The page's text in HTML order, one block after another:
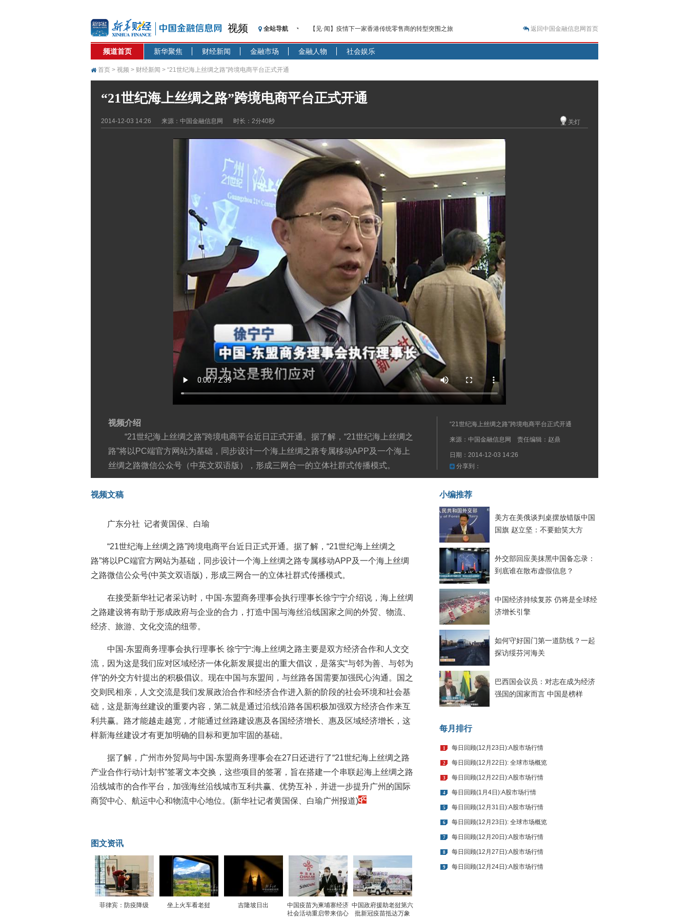
视频 全站导航
【见·闻】疫情下一家香港传统零售商的转型突围之旅
济安金信：中国基金市场数据分析周报（2020. 07.27—2020.07.31）
【新华财经调查】同业存单、结构性存款玩起“跷跷板” 结构性失衡藏
央行公开市场净投放300亿元 短端资金利率明显下行
基本面及股市双轮冲击 债市回调十年期债表现最弱
【见·闻】疫情下，新加坡旅游业步履维艰
记者手记：疫情下的香港零售业如何浴火重生？
返回中国金融信息网首页
频道首页 新华聚焦 财经新闻 金融市场 金融人物 社会娱乐
首页 > 视频 > 财经新闻 > “21世纪海上丝绸之路”跨境电商平台正式开通
“21世纪海上丝绸之路”跨境电商平台正式开通
2014-12-03 14:26 来源：中国金融信息网 时长：2分40秒
视频介绍
“21世纪海上丝绸之路”跨境电商平台近日正式开通。据了解，“21世纪海上丝绸之
路”将以PC端官方网站为基础，同步设计一个海上丝绸之路专属移动APP及一个海上
丝绸之路微信公众号（中英文双语版），形成三网合一的立体社群式传播模式。
“21世纪海上丝绸之路”跨境电商平台正式开通
来源：中国金融信息网 责任编辑：赵鼎
日期：2014-12-03 14:26
分享到：
视频文稿
广东分社 记者黄国保、白瑜
“21世纪海上丝绸之路”跨境电商平台近日正式开通。据了解，“21世纪海上丝绸之
路”将以PC端官方网站为基础，同步设计一个海上丝绸之路专属移动APP及一个海上丝绸
之路微信公众号(中英文双语版)，形成三网合一的立体社群式传播模式。
在接受新华社记者采访时，中国-东盟商务理事会执行理事长徐宁宁介绍说，海上丝绸
之路建设将有助于形成政府与企业的合力，打造中国与海丝沿线国家之间的外贸、物流、
经济、旅游、文化交流的纽带。
中国-东盟商务理事会执行理事长 徐宁宁:海上丝绸之路主要是双方经济合作和人文交
流，因为这是我们应对区域经济一体化新发展提出的重大倡议，是落实“与邻为善、与邻为
伴”的外交方针提出的积极倡议。现在中国与东盟间，与丝路各国需要加强民心沟通。国之
交则民相亲，人文交流是我们发展政治合作和经济合作进入新的阶段的社会环境和社会基
础，这是新海丝建设的重要内容，第二就是通过沿线沿路各国积极加强双方经济合作来互
利共赢。路才能越走越宽，才能通过丝路建设惠及各国经济增长、惠及区域经济增长，这
样新海丝建设才有更加明确的目标和更加牢固的基础。
据了解，广州市外贸局与中国-东盟商务理事会在27日还进行了“21世纪海上丝绸之路
产业合作行动计划书”签署文本交换，这些项目的签署，旨在搭建一个串联起海上丝绸之路
沿线城市的合作平台，加强海丝沿线城市互利共赢、优势互补，并进一步提升广州的国际
商贸中心、航运中心和物流中心地位。(新华社记者黄国保、白瑜广州报道)
图文资讯
菲律宾：防疫降级 坐上火车看老挝 吉隆坡日出
中国疫苗为柬埔寨经济
社会活动重启带来信心
中国政府援助老挝第六
批新冠疫苗抵达万象
小编推荐
美方在美俄谈判桌摆放错版中国
国旗 赵立坚：不要贻笑大方
外交部回应美抹黑中国备忘录：
到底谁在散布虚假信息？
中国经济持续复苏 仍将是全球经
济增长引擎
如何守好国门第一道防线？一起
探访绥芬河海关
巴西国会议员：对志在成为经济
强国的国家而言 中国是榜样
每月排行
1 每日回顾(12月23日):A股市场行情
2 每日回顾(12月22日): 全球市场概览
3 每日回顾(12月22日):A股市场行情
4 每日回顾(1月4日):A股市场行情
5 每日回顾(12月31日):A股市场行情
6 每日回顾(12月23日): 全球市场概览
7 每日回顾(12月20日):A股市场行情
8 每日回顾(12月27日):A股市场行情
9 每日回顾(12月24日):A股市场行情
关灯